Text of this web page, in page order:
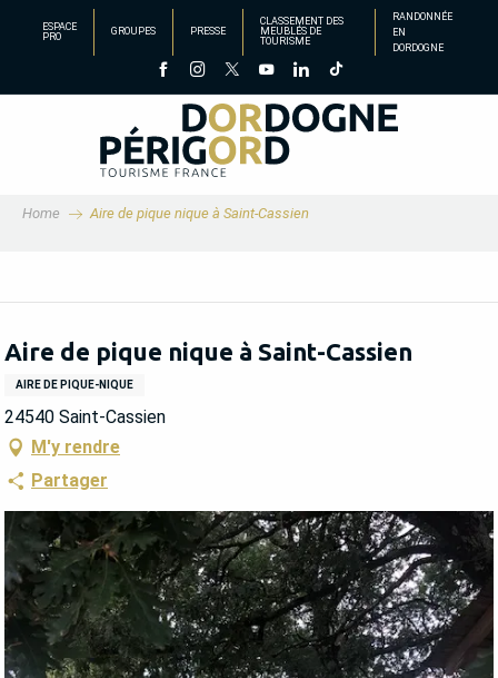
principal
ESPACE
PRO
GROUPES PRESSE
CLASSEMENT DES
MEUBLÉS DE
TOURISME
RANDONNÉE
EN
DORDOGNE
Home Aire de pique nique à Saint-Cassien
Aire de pique nique à Saint-Cassien
AIRE DE PIQUE-NIQUE
24540 Saint-Cassien
M'y rendre
Partager